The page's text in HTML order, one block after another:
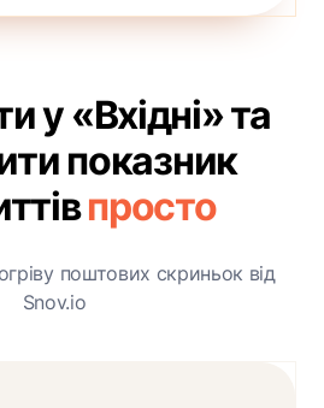
у «Вхідні» та
показник
просто
поштових скриньок від
Snov.io